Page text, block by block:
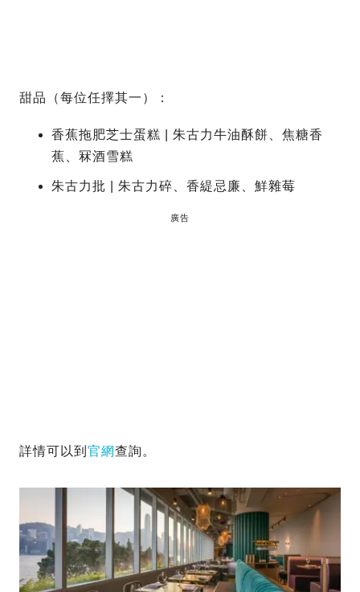
甜品（每位任擇其一）：
香蕉拖肥芝士蛋糕 | 朱古力牛油酥餅、焦糖香
蕉、冧酒雪糕
朱古力批 | 朱古力碎、香緹忌廉、鮮雜莓
廣告
詳情可以到 官網查詢。